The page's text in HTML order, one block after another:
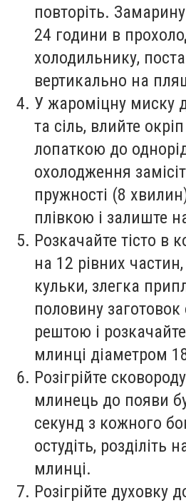
повторіть.
24 години в
холодильнику,
вертикально на
У жароміцну миску
та сіль, влийте
лопаткою до
охолодження
пружності (8
плівкою і залиште
Розкачайте тісто в
на 12 рівних
кульки, злегка
половину
рештою і
млинці діаметром
Розігрійте
млинець до появи
секунд з кожного
остудіть, розділіть
млинці.
Розігрійте духовку